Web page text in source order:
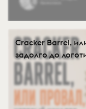
Cracker Barrel,
задолго до